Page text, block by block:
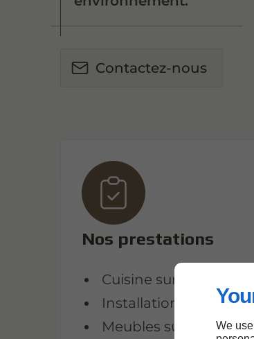
We
Contactez-nous
Nos prestations
Cuisine sur mesure
Installation de
Meubles sur mesure